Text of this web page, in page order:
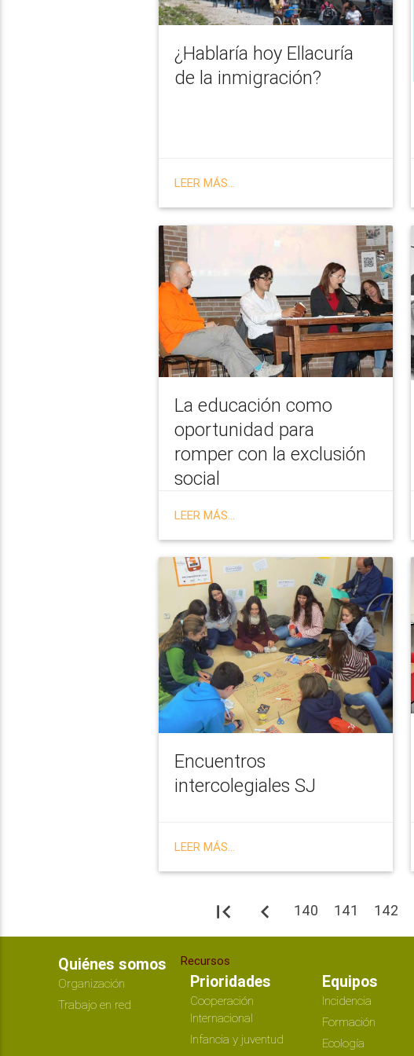
¿Hablaría hoy Ellacuría
de la inmigración?
LEER MÁS...
La educación como
oportunidad para
romper con la exclusión
social
LEER MÁS...
Encuentros
intercolegiales SJ
LEER MÁS...
first_page navigate_before 140 141 142
Quiénes somos
Organización
Trabajo en red
Recursos
Prioridades
Cooperación
Internacional
Infancia y juventud
Equipos
Incidencia
Formación
Ecología